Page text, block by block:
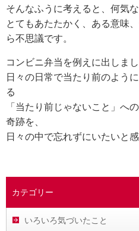
カテゴリー
いろいろ気づいたこと
そんなふうに考えると、何気
とてもあたたかく、ある意味
ら不思議です。
コンビニ弁当を例えに出しまし
日々の日常で当たり前のよう
る
「当たり前じゃないこと」へ
奇跡を、
日々の中で忘れずにいたいと感